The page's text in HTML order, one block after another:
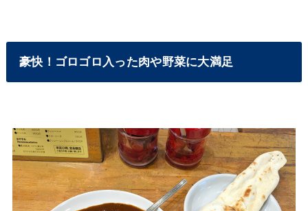
豪快！ゴロゴロ入った肉や野菜に大満足